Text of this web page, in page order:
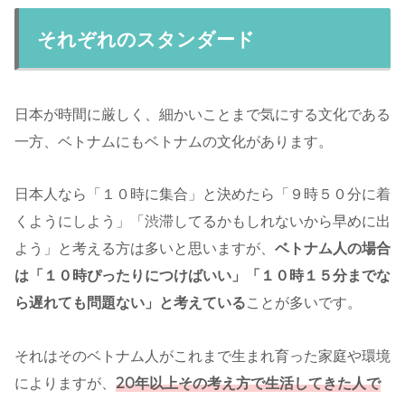
それぞれのスタンダード
日本が時間に厳しく、細かいことまで気にする文化である
一方、ベトナムにもベトナムの文化があります。
日本人なら「１０時に集合」と決めたら「９時５０分に着
くようにしよう」「渋滞してるかもしれないから早めに出
よう」と考える方は多いと思いますが、 ベトナム人の場合
は「１０時ぴったりにつけばいい」「１０時１５分までな
ら遅れても問題ない」と考えていることが多いです。
それはそのベトナム人がこれまで生まれ育った家庭や環境
によりますが、 20年以上その考え方で生活してきた人で